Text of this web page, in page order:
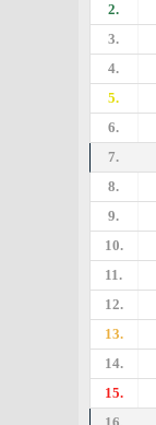
2.
3.
4.
5.
6.
7.
8.
9.
10.
11.
12.
13.
14.
15.